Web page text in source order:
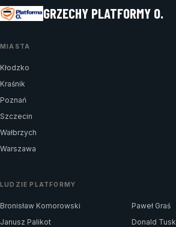
GRZECHY PLATFORMY O.
MIASTA
Kłodzko
Kraśnik
Poznań
Szczecin
Wałbrzych
Warszawa
LUDZIE PLATFORMY
Bronisław Komorowski
Paweł Graś
Janusz Palikot
Donald Tusk